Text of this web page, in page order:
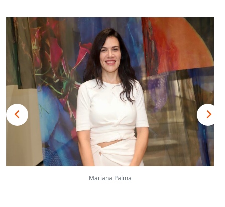
Mariana Palma